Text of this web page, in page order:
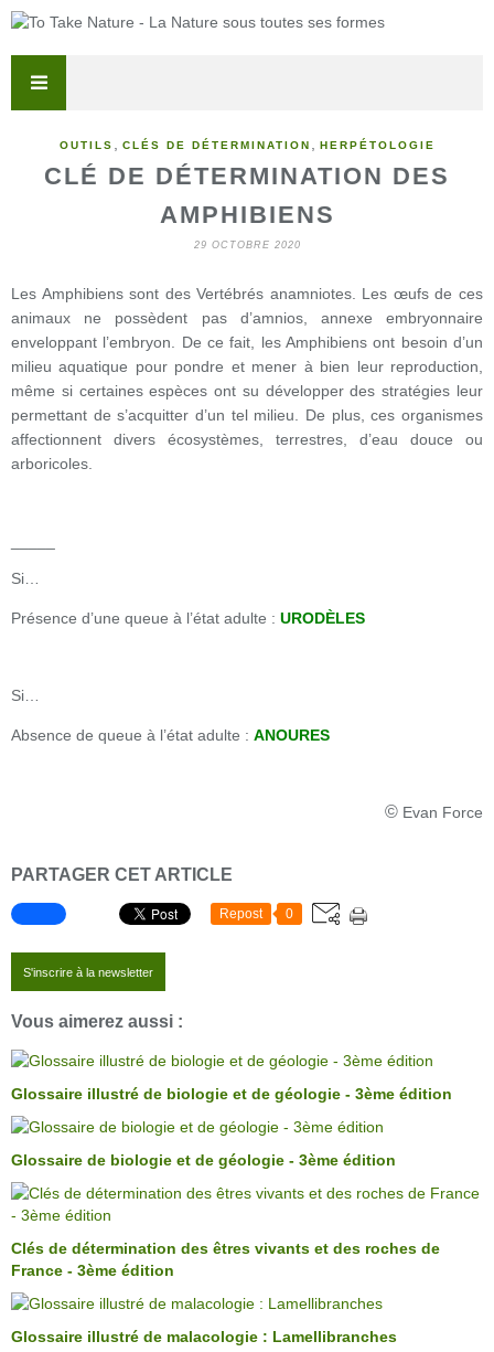
OUTILS CLÉS DE DÉTERMINATION HERPÉTOLOGIE
CLÉ DE DÉTERMINATION DES
AMPHIBIENS
29 OCTOBRE 2020
Les Amphibiens sont des Vertébrés anamniotes. Les œufs de ces
animaux ne possèdent pas d’amnios, annexe embryonnaire
enveloppant l’embryon. De ce fait, les Amphibiens ont besoin d’un
milieu aquatique pour pondre et mener à bien leur reproduction,
même si certaines espèces ont su développer des stratégies leur
permettant de s’acquitter d’un tel milieu. De plus, ces organismes
affectionnent divers écosystèmes, terrestres, d’eau douce ou
arboricoles.
Si…
Présence d’une queue à l’état adulte : URODÈLES
Si…
Absence de queue à l’état adulte : ANOURES
© Evan Force
PARTAGER CET ARTICLE
Repost 0
S'inscrire à la newsletter
Vous aimerez aussi :
Glossaire illustré de biologie et de géologie - 3ème édition
Glossaire de biologie et de géologie - 3ème édition
Clés de détermination des êtres vivants et des roches de
France - 3ème édition
Glossaire illustré de malacologie : Lamellibranches